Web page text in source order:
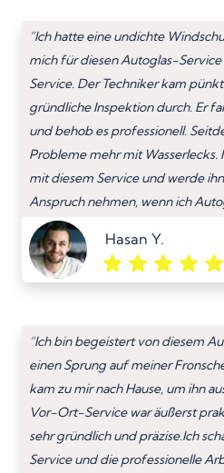
“Ich hatte eine undichte
mich für diesen Autoglas-
Service. Der Techniker kam
gründliche Inspektion durch. Er
und behob es professionell.
Probleme mehr mit Wasserlecks.
mit diesem Service und werde
Anspruch nehmen, wenn ich
Hasan Y.
“Ich bin begeistert von diesem
einen Sprung auf meiner
kam zu mir nach Hause, um ihn
Vor-Ort-Service war äußerst
sehr gründlich und präzise.Ich
Service und die professionelle